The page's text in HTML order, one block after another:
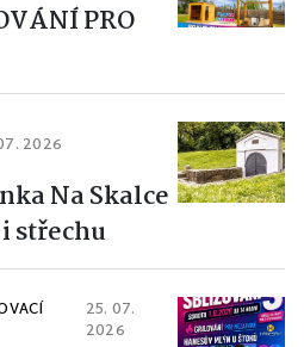
PRO
2026
Na Skalce
střechu
25. 07.
2026